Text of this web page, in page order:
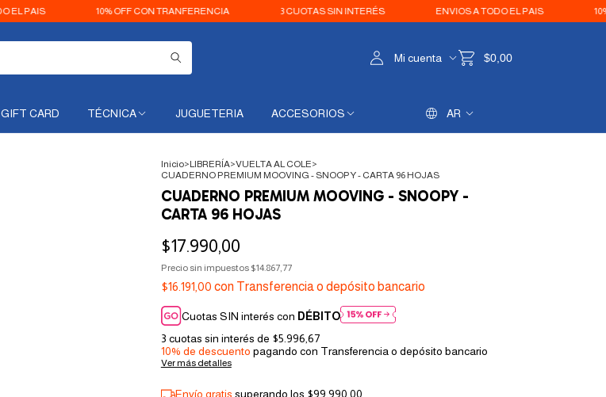
10% OFF CON TRANFERENCIA 3 CUOTAS SIN INTERÉS ENVIOS A TODO EL PAIS 10% OFF
Mi cuenta $0,00
GIFT CARD TÉCNICA JUGUETERIA ACCESORIOS AR
Inicio>LIBRERÍA>VUELTA AL COLE>
CUADERNO PREMIUM MOOVING - SNOOPY - CARTA 96 HOJAS
CUADERNO PREMIUM MOOVING - SNOOPY -
CARTA 96 HOJAS
$17.990,00
Precio sin impuestos $14.867,77
$16.191,00 con Transferencia o depósito bancario
Cuotas SIN interés con DÉBITO
3 cuotas sin interés de $5.996,67
10% de descuento pagando con Transferencia o depósito bancario
Ver más detalles
Envío gratis superando los $99.990,00